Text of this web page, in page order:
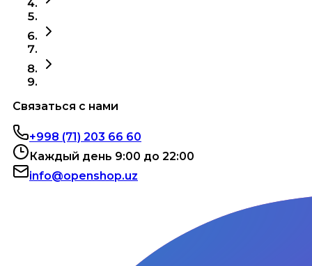
Связаться с нами
+998 (71) 203 66 60
Каждый день 9:00 до 22:00
info@openshop.uz